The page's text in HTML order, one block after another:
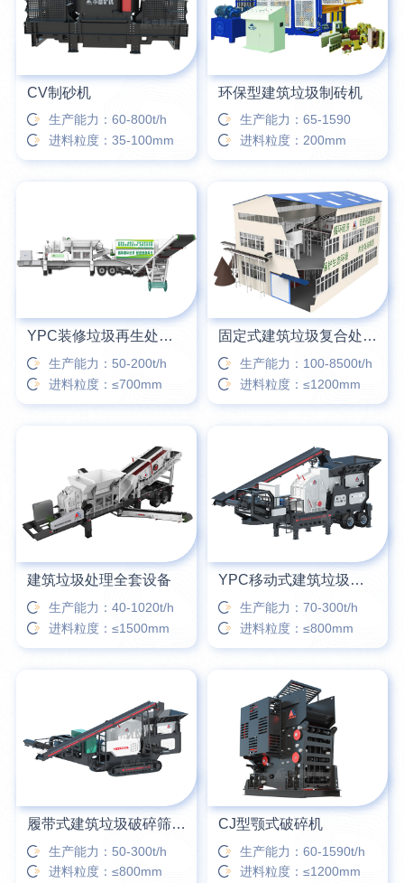
CV制砂机
生产能力：60-800t/h
进料粒度：35-100mm
环保型建筑垃圾制砖机
生产能力：65-1590
进料粒度：200mm
YPC装修垃圾再生处理设备
生产能力：50-200t/h
进料粒度：≤700mm
固定式建筑垃圾复合处理站
生产能力：100-8500t/h
进料粒度：≤1200mm
建筑垃圾处理全套设备
生产能力：40-1020t/h
进料粒度：≤1500mm
YPC移动式建筑垃圾破碎筛分站
生产能力：70-300t/h
进料粒度：≤800mm
履带式建筑垃圾破碎筛分站
生产能力：50-300t/h
进料粒度：≤800mm
CJ型颚式破碎机
生产能力：60-1590t/h
进料粒度：≤1200mm